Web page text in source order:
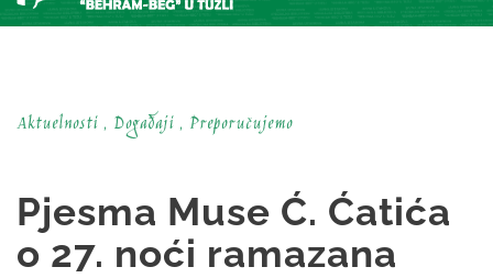
Aktuelnosti , Događaji , Preporučujemo
Pjesma Muse Ć. Ćatića
o 27. noći ramazana